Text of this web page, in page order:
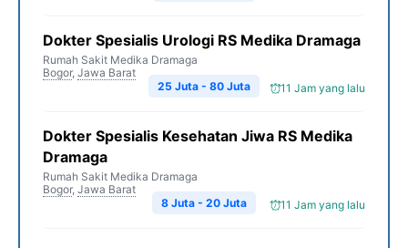
Dokter Spesialis Urologi RS Medika Dramaga
Rumah Sakit Medika Dramaga
Bogor, Jawa Barat
11 Jam yang lalu
25 Juta - 80 Juta
Dokter Spesialis Kesehatan Jiwa RS Medika
Dramaga
Rumah Sakit Medika Dramaga
Bogor, Jawa Barat
11 Jam yang lalu
8 Juta - 20 Juta